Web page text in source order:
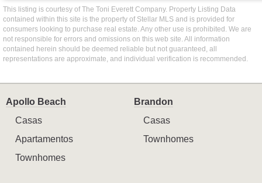
This listing is courtesy of The Toni Everett Company. Property Listing Data
contained within this site is the property of Stellar MLS and is provided for
consumers looking to purchase real estate. Any other use is prohibited. We are
not responsible for errors and omissions on this web site. All information
contained herein should be deemed reliable but not guaranteed, all
representations are approximate, and individual verification is recommended.
Apollo Beach
Casas
Apartamentos
Townhomes
Brandon
Casas
Townhomes